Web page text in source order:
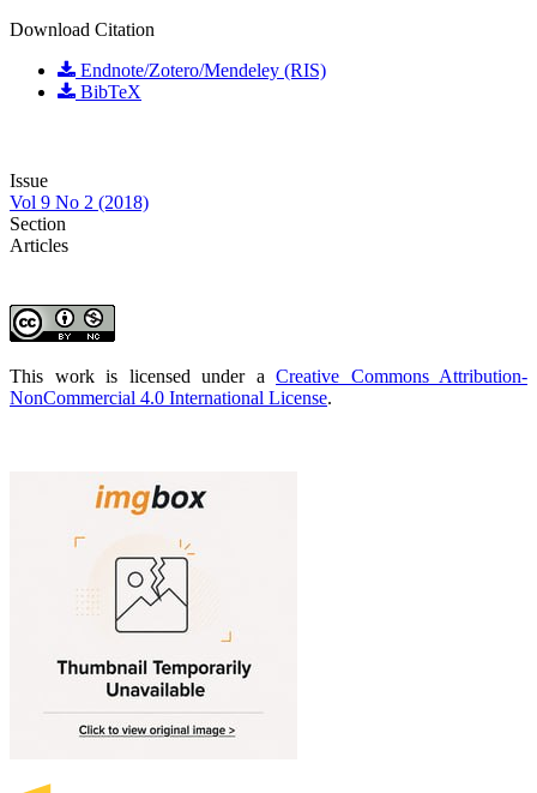
Download Citation
Endnote/Zotero/Mendeley (RIS)
BibTeX
Issue
Vol 9 No 2 (2018)
Section
Articles
This work is licensed under a Creative Commons Attribution-
NonCommercial 4.0 International License.